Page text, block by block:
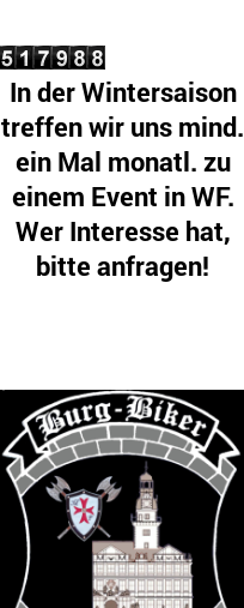
In der Wintersaison
treffen wir uns mind.
ein Mal monatl. zu
einem Event in WF.
Wer Interesse hat,
bitte anfragen!